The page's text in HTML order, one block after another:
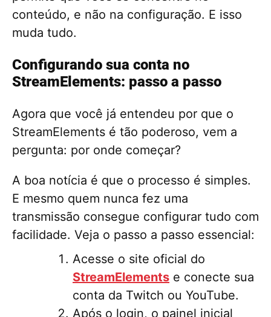
conteúdo, e não na configuração. E isso
muda tudo.
Configurando sua conta no
StreamElements: passo a passo
Agora que você já entendeu por que o
StreamElements é tão poderoso, vem a
pergunta: por onde começar?
A boa notícia é que o processo é simples.
E mesmo quem nunca fez uma
transmissão consegue configurar tudo com
facilidade. Veja o passo a passo essencial:
Acesse o site oficial do
StreamElements e conecte sua
conta da Twitch ou YouTube.
Após o login, o painel inicial